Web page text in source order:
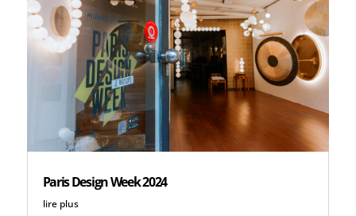
Paris Design Week 2024
lire plus